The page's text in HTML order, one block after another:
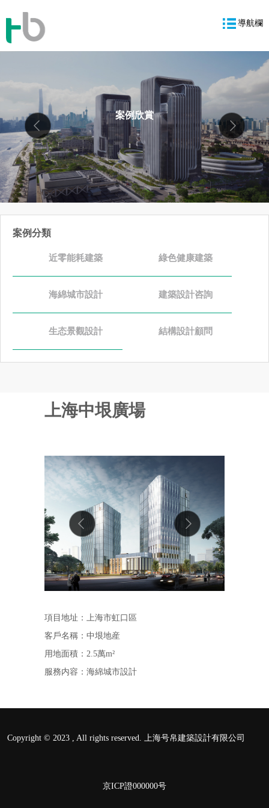
導航欄
案例欣賞
案例分類
近零能耗建築 綠色健康建築
海綿城市設計 建築設計咨詢
生态景觀設計 結構設計顧問
上海中垠廣場
項目地址：上海市虹口區
客戶名稱：中垠地産
用地面積：2.5萬m²
服務内容：海綿城市設計
Copyright © 2023 , All rights reserved. 上海号帛建築設計有限公司
京ICP證000000号